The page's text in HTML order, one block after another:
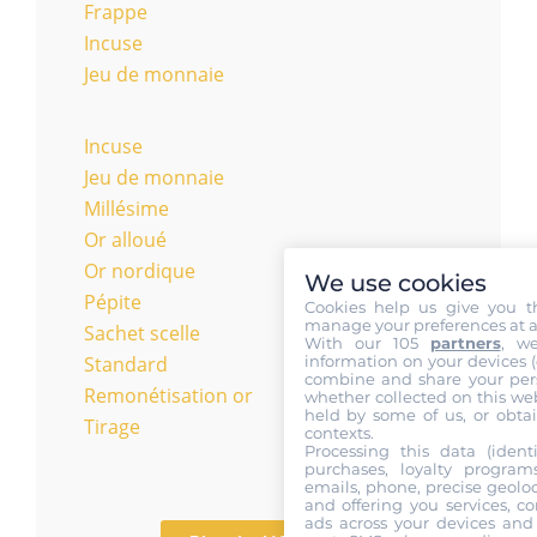
Frappe
Incuse
Jeu de monnaie
Incuse
Jeu de monnaie
Millésime
Or alloué
Or nordique
Pépite
Sachet scelle
Standard
Remonétisation or
Tirage
We use cookies
Cookies help us give you
manage your preferences at
With our 105 partners,
information on your devices
combine and share your
whether collected on this
held by some of us, or
contexts.
Processing this data
purchases, loyalty
emails, phone, precise
and offering you services,
ads across your devices